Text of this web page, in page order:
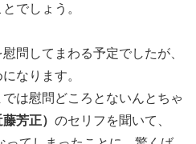
でしょう。
問してまわる予定でしたが、
なります。
では慰問どころとないんとちゃ
芳正） のセリフを聞いて、